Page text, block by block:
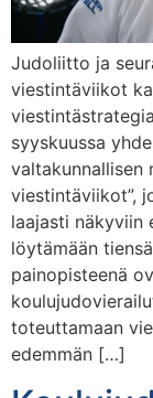
Judoliitto ja
viestintäviikot
syyskuussa
valtakunnallisen
viestintäviikot”,
laajasti näkyviin
löytämään
painopisteenä
toteuttamaan
edemmän […]